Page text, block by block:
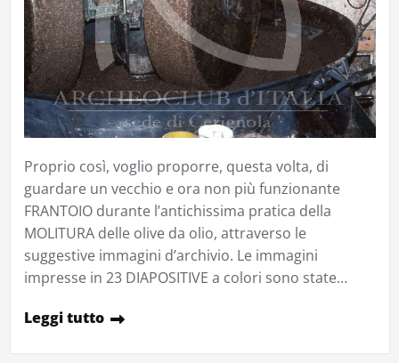
Proprio così, voglio proporre, questa volta, di
guardare un vecchio e ora non più funzionante
FRANTOIO durante l’antichissima pratica della
MOLITURA delle olive da olio, attraverso le
suggestive immagini d’archivio. Le immagini
impresse in 23 DIAPOSITIVE a colori sono state…
Leggi tutto